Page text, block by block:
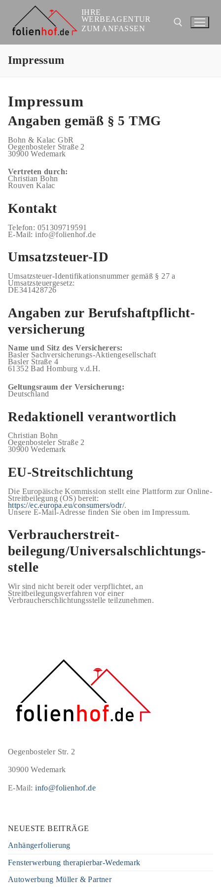
springen
IHRE
WERBEAGENTUR
ZUM ANFASSEN
Impressum
Impressum
Angaben gemäß § 5 TMG
Bohn & Kalac GbR
Oegenbosteler Straße 2
30900 Wedemark
Vertreten durch:
Christian Bohn
Rouven Kalac
Kontakt
Telefon: 051309719591
E-Mail: info@folienhof.de
Umsatzsteuer-ID
Umsatzsteuer-Identifikationsnummer gemäß § 27 a
Umsatzsteuergesetz:
DE341428726
Angaben zur Berufs­haftpflicht­
versicherung
Name und Sitz des Versicherers:
Basler Sachversicherungs-Aktiengesellschaft
Basler Straße 4
61352 Bad Homburg v.d.H.
Geltungsraum der Versicherung:
Deutschland
Redaktionell verantwortlich
Christian Bohn
Oegenbosteler Straße 2
30900 Wedemark
EU-Streitschlichtung
Die Europäische Kommission stellt eine Plattform zur Online-
Streitbeilegung (OS) bereit:
https://ec.europa.eu/consumers/odr/.
Unsere E-Mail-Adresse finden Sie oben im Impressum.
Verbraucher­streit­
beilegung/Universal­schlichtungs­
stelle
Wir sind nicht bereit oder verpflichtet, an
Streitbeilegungsverfahren vor einer
Verbraucherschlichtungsstelle teilzunehmen.
Oegenbosteler Str. 2
30900 Wedemark
E-Mail:info@folienhof.de
NEUESTE BEITRÄGE
Anhängerfolierung
Fensterwerbung therapierbar-Wedemark
Autowerbung Müller & Partner